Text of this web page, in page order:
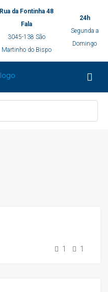
Rua da Fontinha 48
Fala
3045-138 São
Martinho do Bispo
24h
Segunda a
Domingo
1 1